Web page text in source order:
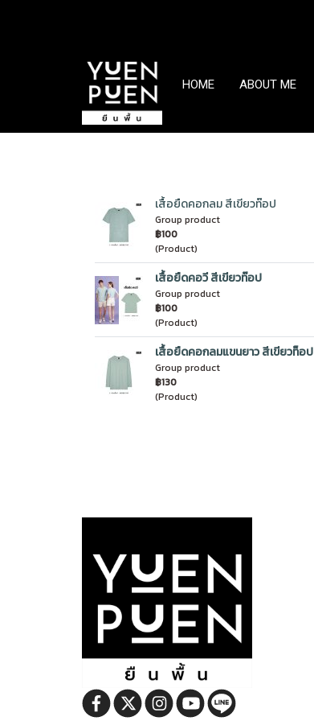
HOME ABOUT ME
เสื้อยืดคอกลม สีเขียวท๊อป
Group product
฿100
(Product)
เสื้อยืดคอวี สีเขียวท๊อป
Group product
฿100
(Product)
เสื้อยืดคอกลมแขนยาว สีเขียวท็อป
Group product
฿130
(Product)